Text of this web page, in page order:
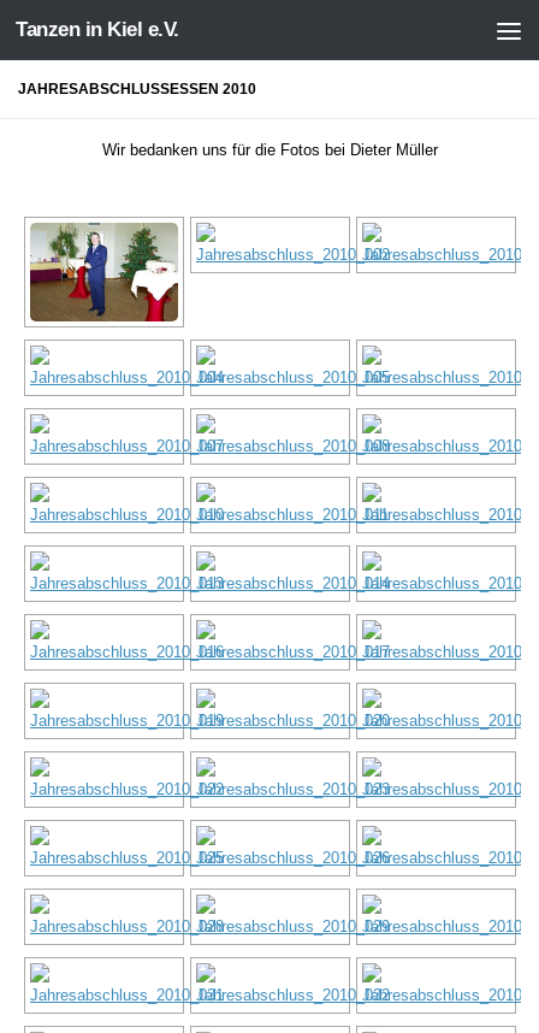
Zum Inhalt springen
Tanzen in Kiel e.V.
JAHRESABSCHLUSSESSEN 2010
Wir bedanken uns für die Fotos bei Dieter Müller